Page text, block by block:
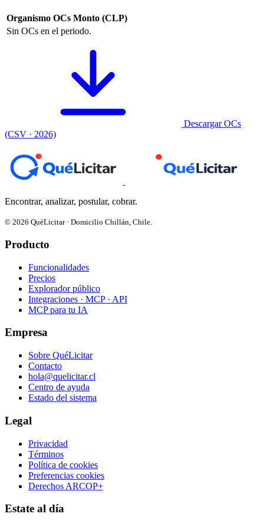
Organismo OCs Monto (CLP)
Sin OCs en el periodo.
Descargar OCs
(CSV · 2026)
Encontrar, analizar, postular, cobrar.
© 2026 QuéLicitar · Domicilio Chillán, Chile.
Producto
Funcionalidades
Precios
Explorador público
Integraciones · MCP · API
MCP para tu IA
Empresa
Sobre QuéLicitar
Contacto
hola@quelicitar.cl
Centro de ayuda
Estado del sistema
Legal
Privacidad
Términos
Política de cookies
Preferencias cookies
Derechos ARCOP+
Estate al día